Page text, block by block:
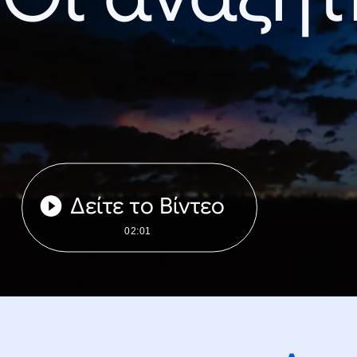
Δείτε το Βίντεο
02:01